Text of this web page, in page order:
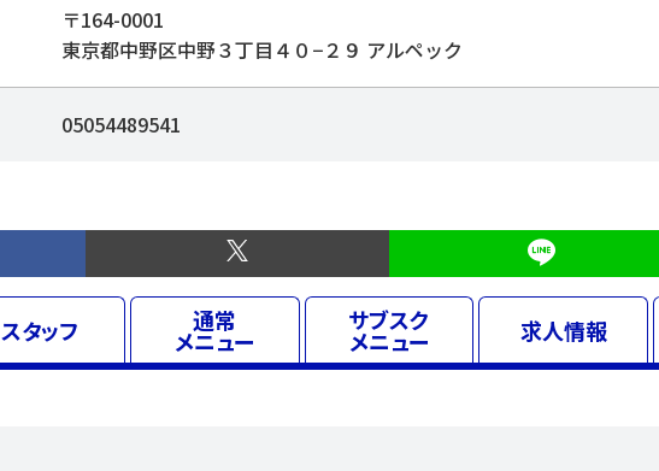
〒164-0001
東京都中野区中野３丁目４０−２９ アルペック
05054489541
スタッフ 通常
メニュー
サブスク
メニュー 求人情報